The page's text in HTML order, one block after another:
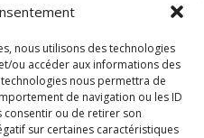
nous utilisons des technologies
ou accéder aux informations des
nous permettra de
de navigation ou les ID
consentir ou de retirer son
sur certaines caractéristiques
COOKIES